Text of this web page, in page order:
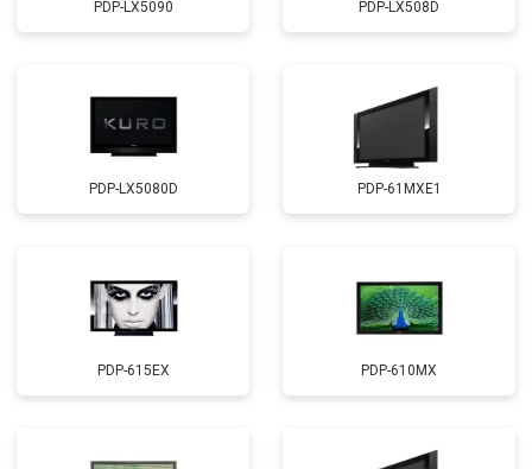
PDP-LX5090 PDP-LX508D
PDP-LX5080D PDP-61MXE1
PDP-615EX PDP-610MX